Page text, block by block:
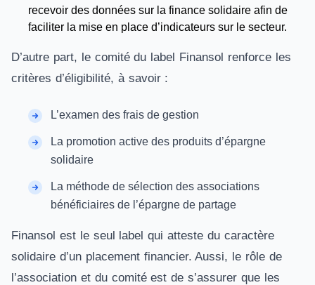
recevoir des données sur la finance solidaire afin de
faciliter la mise en place d’indicateurs sur le secteur.
D’autre part, le comité du label Finansol renforce les
critères d’éligibilité, à savoir :
L’examen des frais de gestion
La promotion active des produits d’épargne
solidaire
La méthode de sélection des associations
bénéficiaires de l’épargne de partage
Finansol est le seul label qui atteste du caractère
solidaire d’un placement financier. Aussi, le rôle de
l’association et du comité est de s’assurer que les